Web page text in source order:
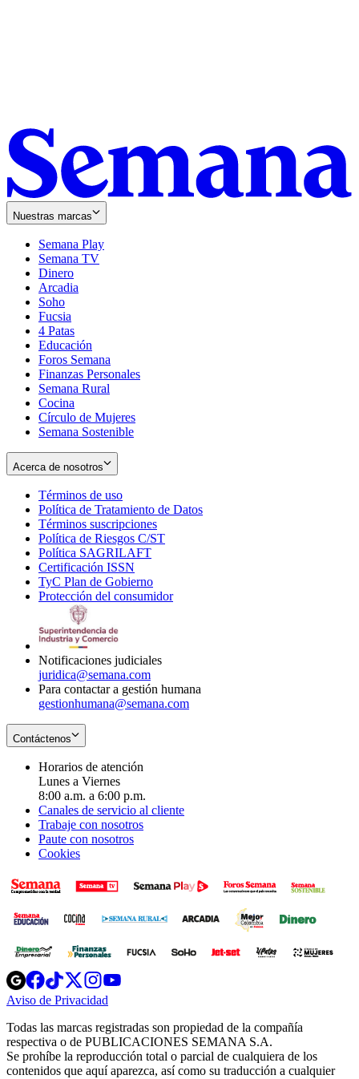
Nuestras marcas
Semana Play
Semana TV
Dinero
Arcadia
Soho
in
new
window
Fucsia
in
new
window
4 Patas
Educación
Foros Semana
Finanzas Personales
Semana Rural
Cocina
Círculo de Mujeres
Semana Sostenible
Acerca de nosotros
Términos de uso
in
new
window
Política de Tratamiento de Datos
Términos suscripciones
in
Política de Riesgos C/ST
Política SAGRILAFT
new
window
Certificación ISSN
in
new
TyC Plan de Gobierno
in
Protección del consumidorOpens
Notificaciones judiciales
juridica@semana.com
Para contactar a gestión humana
gestionhumana@semana.com
Contáctenos
Horarios de atención
Lunes a Viernes
8:00 a.m. a 6:00 p.m.
Canales de servicio al cliente
Trabaje con nosotros
Paute con nosotros
Cookies
Opens
in
new
Opens
in
new
Opens
in
new
window
Opens
new
windowwindow
Aviso de Privacidad
new
window
Todas las marcas registradas son propiedad de la compañía
respectiva o de PUBLICACIONES SEMANA S.A.
Se prohíbe la reproducción total o parcial de cualquiera de los
contenidos que aquí aparezca, así como su traducción a cualquier